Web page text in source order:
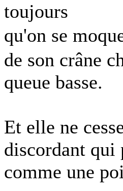
toujours
qu'on se
de son crâne
queue basse.
Et elle ne
discordant qui
comme une